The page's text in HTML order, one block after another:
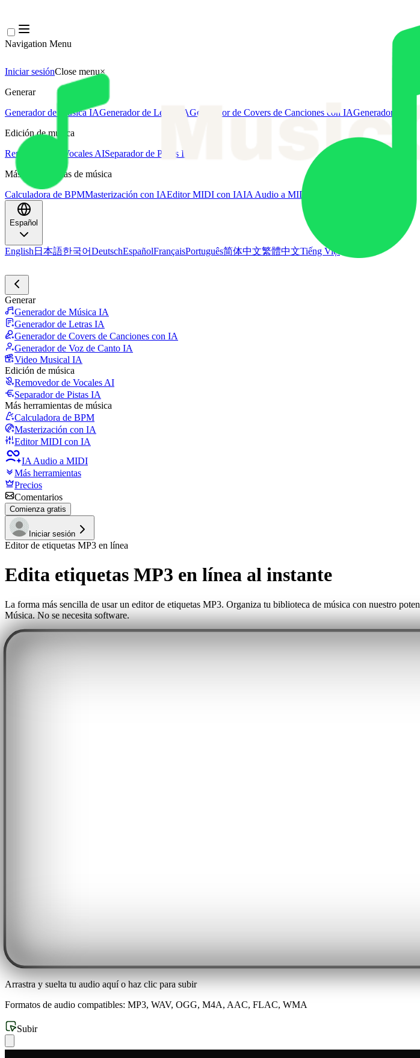
Navigation Menu
Iniciar sesiónClose menu×
Generar
Generador de Música IAGenerador de Letras IAGenerador de Covers de Canciones con IAGenerador de
Edición de música
Removedor de Vocales AISeparador de Pistas IA
Más herramientas de música
Calculadora de BPMMasterización con IAEditor MIDI con IAIA Audio a MIDI
Español
English 日本語한국어DeutschEspañolFrançaisPortuguês简体中文繁體中文Tiếng Việt
Generar
Generador de Música IA
Generador de Letras IA
Generador de Covers de Canciones con IA
Generador de Voz de Canto IA
Video Musical IA
Edición de música
Removedor de Vocales AI
Separador de Pistas IA
Más herramientas de música
Calculadora de BPM
Masterización con IA
Editor MIDI con IA
IA Audio a MIDI
Más herramientas
Precios
Comentarios
Comienza gratis
Iniciar sesión
Editor de etiquetas MP3 en línea
Edita etiquetas MP3 en línea al instante
La forma más sencilla de usar un editor de etiquetas MP3. Organiza tu biblioteca de música con nuestro
Música. No se necesita software.
Arrastra y suelta tu audio aquí o haz clic para subir
Formatos de audio compatibles: MP3, WAV, OGG, M4A, AAC, FLAC, WMA
Subir